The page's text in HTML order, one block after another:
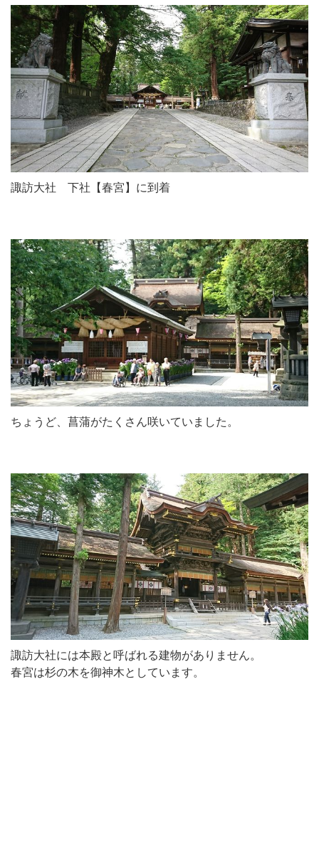
諏訪大社 下社【春宮】に到着
ちょうど、菖蒲がたくさん咲いていました。
諏訪大社には本殿と呼ばれる建物がありません。
春宮は杉の木を御神木としています。